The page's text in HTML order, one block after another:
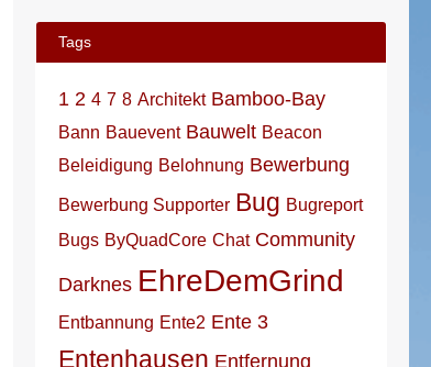
Tags
1 2 4 7 8 Architekt Bamboo-Bay
Bann Bauevent Bauwelt Beacon
Beleidigung Belohnung Bewerbung
Bewerbung Supporter Bug Bugreport
Bugs ByQuadCore Chat Community
Darknes EhreDemGrind
Entbannung Ente2 Ente 3
Entenhausen Entfernung